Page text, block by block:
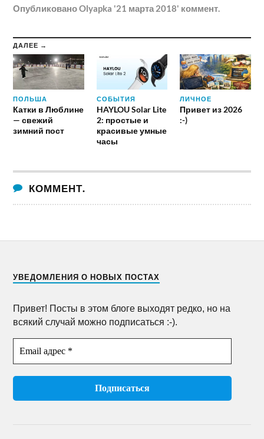
ОпубликованоOlyapka '21 марта 2018' коммент.
ДАЛЕЕ →
ПОЛЬША
Катки в Люблине
— свежий
зимний пост
СОБЫТИЯ
HAYLOU Solar Lite
2: простые и
красивые умные
часы
ЛИЧНОЕ
Привет из 2026
:-)
КОММЕНТ.
УВЕДОМЛЕНИЯ О НОВЫХ ПОСТАХ
Привет! Посты в этом блоге выходят редко, но на
всякий случай можно подписаться :-).